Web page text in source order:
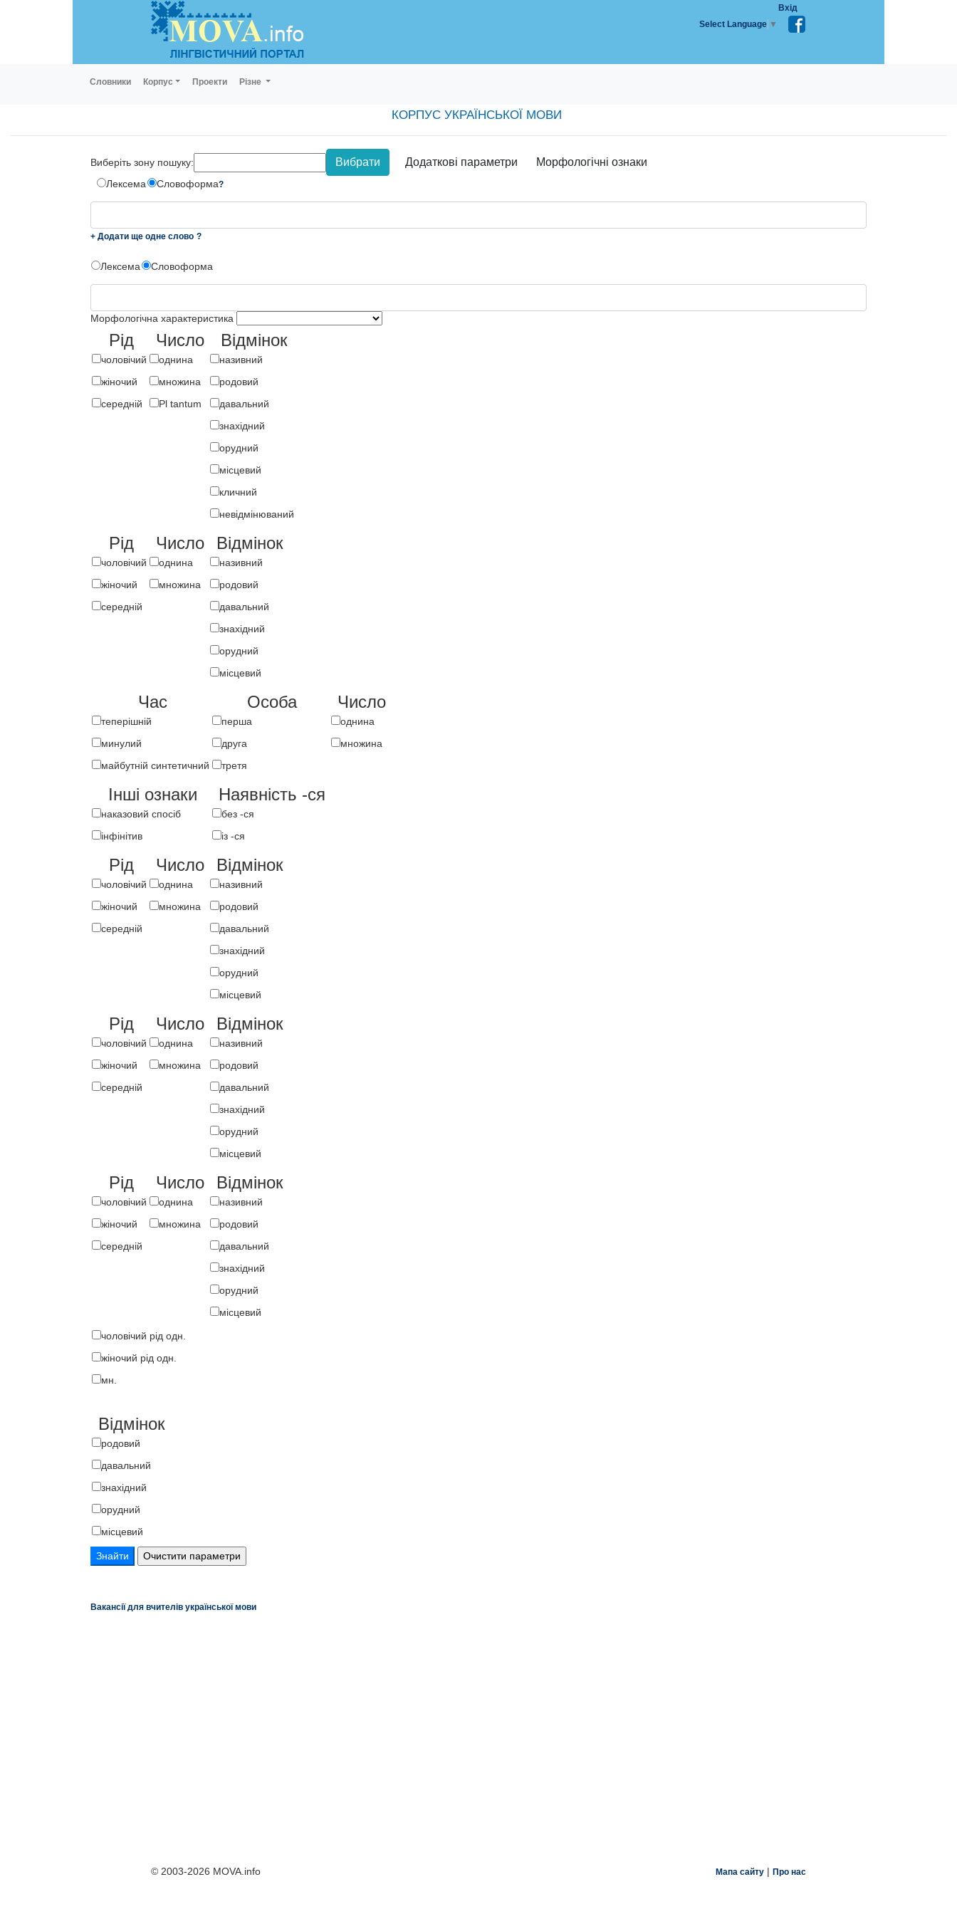
Вхід
Select Language ▼
Словники Корпус Проекти Різне
КОРПУС УКРАЇНСЬКОЇ МОВИ
Виберіть зону пошуку: Вибрати Додаткові параметри Морфологічні ознаки
Лексема Словоформа?
+ Додати ще одне слово ?
Лексема Словоформа
Морфологічна характеристика
Рід
чоловічий
жіночий
середній
Число
однина
множина
Pl tantum
Відмінок
називний
родовий
давальний
знахідний
орудний
місцевий
кличний
невідмінюваний
Рід
чоловічий
жіночий
середній
Число
однина
множина
Відмінок
називний
родовий
давальний
знахідний
орудний
місцевий
Час
теперішній
минулий
майбутній синтетичний
Особа
перша
друга
третя
Число
однина
множина
Інші ознаки
наказовий спосіб
інфінітив
Наявність -ся
без -ся
із -ся
Рід
чоловічий
жіночий
середній
Число
однина
множина
Відмінок
називний
родовий
давальний
знахідний
орудний
місцевий
Рід
чоловічий
жіночий
середній
Число
однина
множина
Відмінок
називний
родовий
давальний
знахідний
орудний
місцевий
Рід
чоловічий
жіночий
середній
Число
однина
множина
Відмінок
називний
родовий
давальний
знахідний
орудний
місцевий
чоловічий рід одн.
жіночий рід одн.
мн.
Відмінок
родовий
давальний
знахідний
орудний
місцевий
Вакансії для вчителів української мови
© 2003-2026 MOVA.info Мапа сайту | Про нас